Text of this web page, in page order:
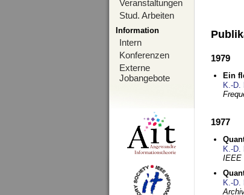
Veranstaltungen
Stud. Arbeiten
Information
Intern
Konferenzen
Externe
Jobangebote
1979
Ein
K.-D.
1977
K.-D.
IEEE
K.-D.